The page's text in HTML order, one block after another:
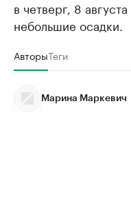
в четверг, 8 августа
небольшие осадки.
АвторыТеги
Марина Маркевич